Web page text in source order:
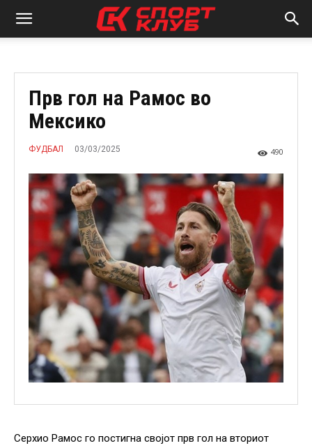
Прв гол на Рамос во
Мексико
ФУДБАЛ 03/03/2025 490
Серхио Рамос го постигна својот прв гол на вториот